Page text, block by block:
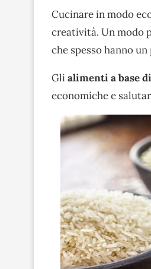
Cucinare in modo
creatività. Un modo
che spesso hanno
Glialimenti a base
economiche e